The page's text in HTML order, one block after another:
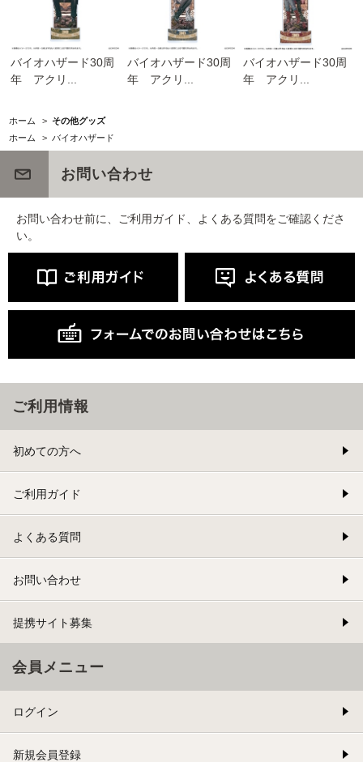
バイオハザード30周
年 アクリ...
バイオハザード30周
年 アクリ...
バイオハザード30周
年 アクリ...
ホーム > その他グッズ
ホーム
> バイオハザード
お問い合わせ
お問い合わせ前に、ご利用ガイド、よくある質問をご確認くださ
い。
ご利用情報
初めての方へ
ご利用ガイド
よくある質問
お問い合わせ
提携サイト募集
会員メニュー
ログイン
新規会員登録